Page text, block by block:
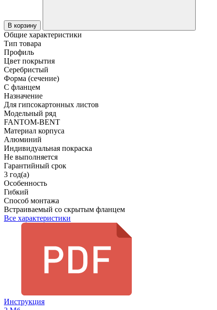
В корзину
Общие характеристики
Тип товара
Профиль
Цвет покрытия
Серебристый
Форма (сечение)
С фланцем
Назначение
Для гипсокартонных листов
Модельный ряд
FANTOM-BENT
Материал корпуса
Алюминий
Индивидуальная покраска
Не выполняется
Гарантийный срок
3 год(а)
Особенность
Гибкий
Способ монтажа
Встраиваемый со скрытым фланцем
Все характеристики
Инструкция